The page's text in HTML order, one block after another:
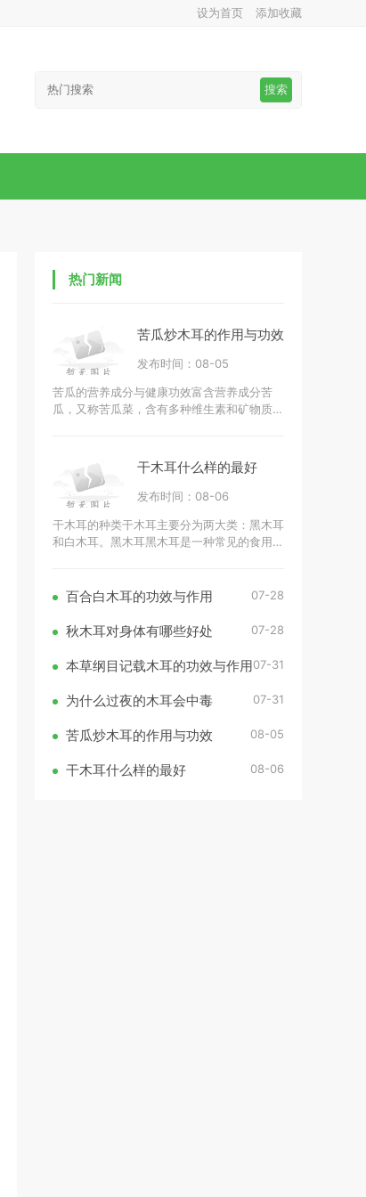
设为首页 添加收藏
搜索
热门新闻
苦瓜炒木耳的作用与功效
发布时间：08-05
苦瓜的营养成分与健康功效富含营养成分苦
瓜，又称苦瓜菜，含有多种维生素和矿物质。
干木耳什么样的最好
发布时间：08-06
干木耳的种类干木耳主要分为两大类：黑木耳
和白木耳。黑木耳黑木耳是一种常见的食用
百合白木耳的功效与作用 07-28
秋木耳对身体有哪些好处 07-28
本草纲目记载木耳的功效与作用07-31
为什么过夜的木耳会中毒 07-31
苦瓜炒木耳的作用与功效 08-05
干木耳什么样的最好 08-06